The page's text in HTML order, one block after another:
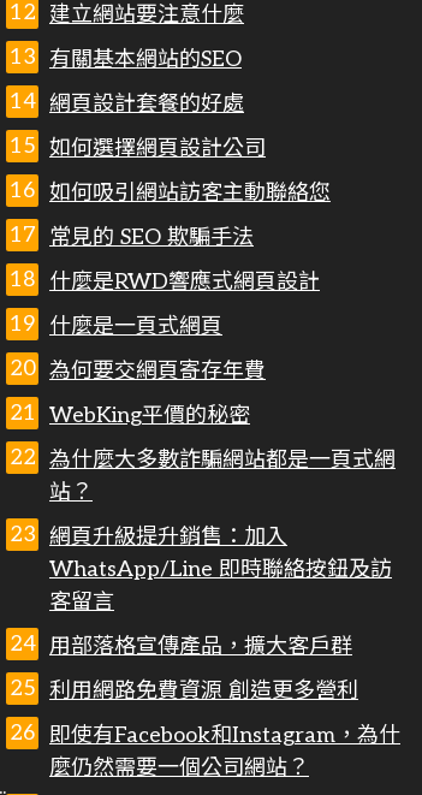
建立網站要注意什麼
有關基本網站的SEO
網頁設計套餐的好處
如何選擇網頁設計公司
如何吸引網站訪客主動聯絡您
常見的 SEO 欺騙手法
什麼是RWD響應式網頁設計
什麼是一頁式網頁
為何要交網頁寄存年費
WebKing平價的秘密
為什麼大多數詐騙網站都是一頁式網
站？
網頁升級提升銷售：加入
WhatsApp/Line 即時聯絡按鈕及訪
客留言
用部落格宣傳產品，擴大客戶群
利用網路免費資源 創造更多營利
即使有Facebook和Instagram，為什
麼仍然需要一個公司網站？